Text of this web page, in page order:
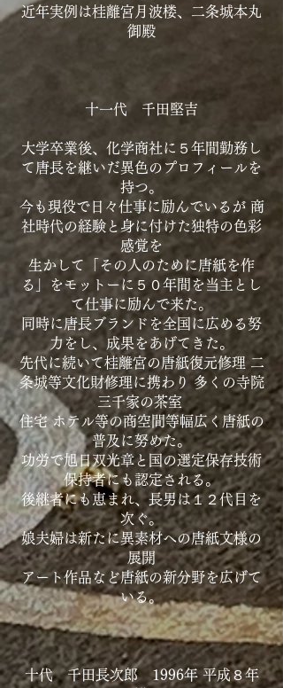
近年実例は桂離宮月波楼、二条城本丸
御殿
十一代 千田堅吉
大学卒業後、化学商社に５年間勤務し
て唐長を継いだ異色のプロフィールを
持つ。
今も現役で日々仕事に励んでいるが 商
社時代の経験と身に付けた独特の色彩
感覚を
生かして「その人のために唐紙を作
る」をモットーに５０年間を当主とし
て仕事に励んで来た。
同時に唐長ブランドを全国に広める努
力をし、成果をあげてきた。
先代に続いて桂離宮の唐紙復元修理 二
条城等文化財修理に携わり 多くの寺院
三千家の茶室
住宅 ホテル等の商空間等幅広く唐紙の
普及に努めた。
功労で旭日双光章と国の選定保存技術
保持者にも認定される。
後継者にも恵まれ、長男は１２代目を
次ぐ。
娘夫婦は新たに異素材への唐紙文様の
展開
アート作品など唐紙の新分野を広げて
いる。
十代 千田長次郎 1996年 平成８年